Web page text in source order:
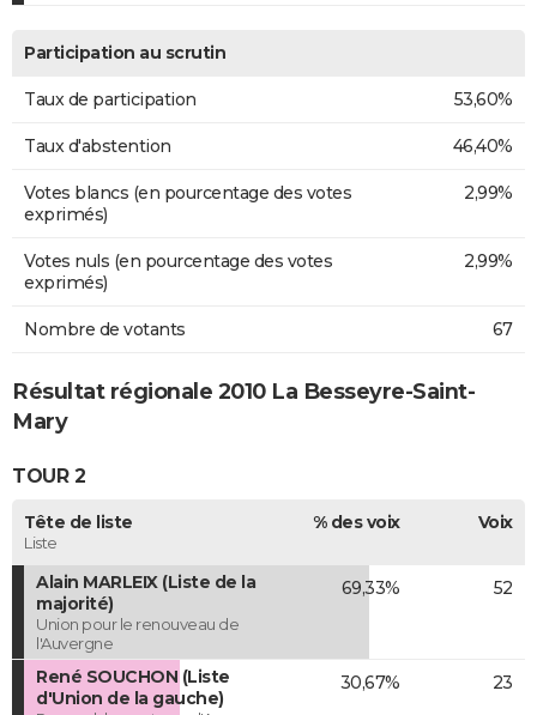
Participation au scrutin
Taux de participation 53,60%
Taux d'abstention 46,40%
Votes blancs (en pourcentage des votes
exprimés)
2,99%
Votes nuls (en pourcentage des votes
exprimés)
2,99%
Nombre de votants 67
Résultat régionale 2010 La Besseyre-Saint-
Mary
TOUR 2
Tête de liste
Liste
% des voix Voix
Alain MARLEIX (Liste de la
majorité)
Union pour le renouveau de
l'Auvergne
69,33% 52
René SOUCHON (Liste
d'Union de la gauche)
30,67% 23